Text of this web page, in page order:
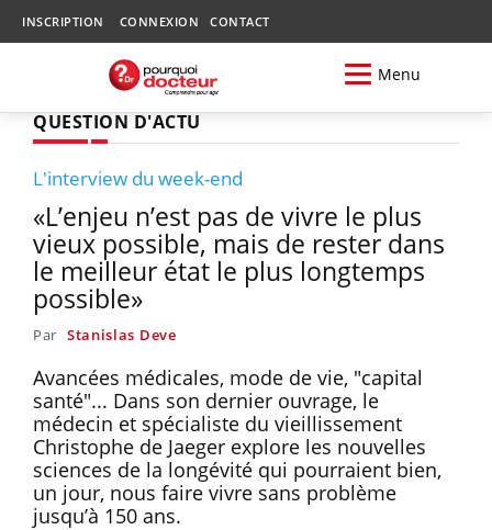
INSCRIPTION CONNEXION CONTACT
Menu
QUESTION D'ACTU
L'interview du week-end
«L’enjeu n’est pas de vivre le plus
vieux possible, mais de rester dans
le meilleur état le plus longtemps
possible»
Par Stanislas Deve
Avancées médicales, mode de vie, "capital
santé"... Dans son dernier ouvrage, le
médecin et spécialiste du vieillissement
Christophe de Jaeger explore les nouvelles
sciences de la longévité qui pourraient bien,
un jour, nous faire vivre sans problème
jusqu’à 150 ans.